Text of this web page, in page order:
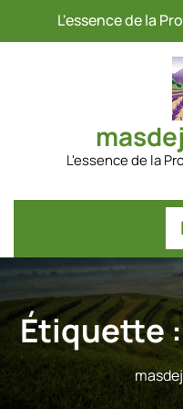
L'essence de la
L'essence de la
Étiquette